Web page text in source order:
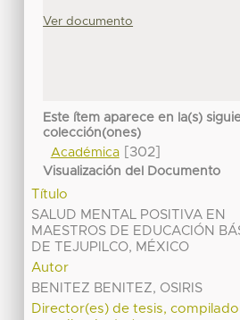
Ver documento
Este ítem aparece en la(s)
colección(ones)
Académica[302]
Visualización del Documento
Título
SALUD MENTAL POSITIVA EN
MAESTROS DE EDUCACIÓN
DE TEJUPILCO, MÉXICO
Autor
BENITEZ BENITEZ, OSIRIS
Director(es) de tesis,